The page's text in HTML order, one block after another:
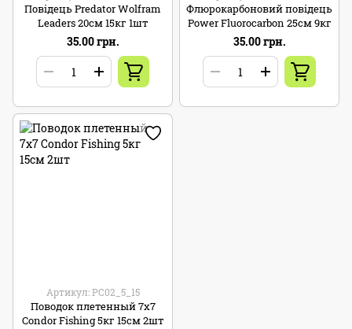
Повідець Predator Wolfram
Leaders 20см 15кг 1шт
35.00 грн.
Флюрокарбоновий повідець
Power Fluorocarbon 25см 9кг
35.00 грн.
Артикул: PC02_5_15
Поводок плетенный 7х7
Condor Fishing 5кг 15см 2шт